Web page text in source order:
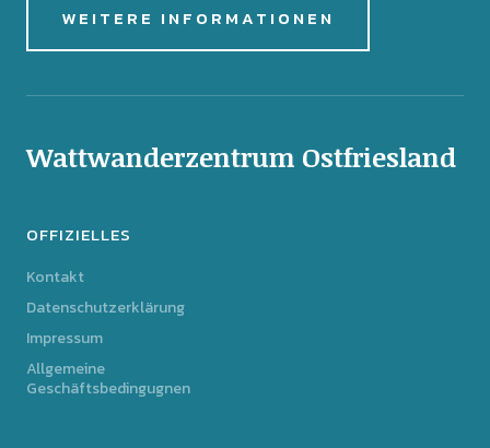
WEITERE INFORMATIONEN
Wattwanderzentrum Ostfriesland
OFFIZIELLES
Kontakt
Datenschutzerklärung
Impressum
Allgemeine
Geschäftsbedingugnen